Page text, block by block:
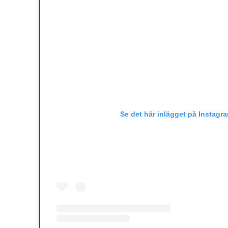
Se det här inlägget på